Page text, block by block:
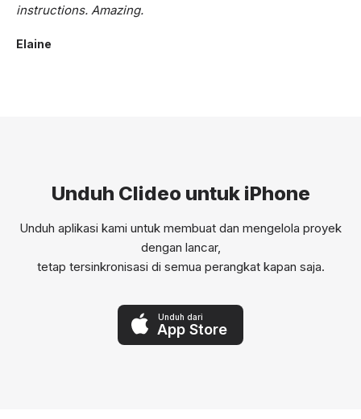
instructions. Amazing.
Elaine
Unduh Clideo untuk iPhone
Unduh aplikasi kami untuk membuat dan mengelola proyek
dengan lancar,
tetap tersinkronisasi di semua perangkat kapan saja.
Unduh dari
App Store